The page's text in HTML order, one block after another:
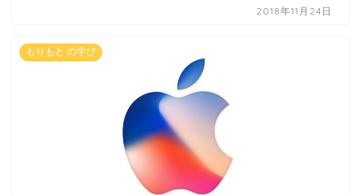
2018年11月24日
もりもと の学び